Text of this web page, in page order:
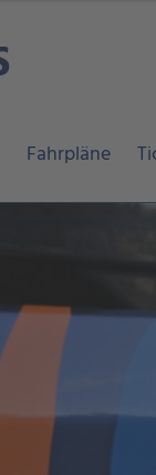
Fahrpläne